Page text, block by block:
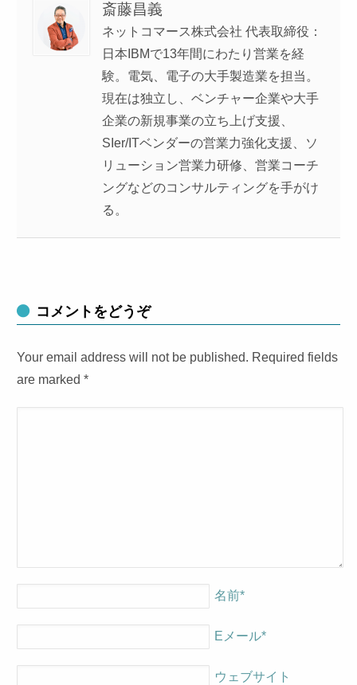
斎藤昌義
ネットコマース株式会社 代表取締役：
日本IBMで13年間にわたり営業を経
験。電気、電子の大手製造業を担当。
現在は独立し、ベンチャー企業や大手
企業の新規事業の立ち上げ支援、
SIer/ITベンダーの営業力強化支援、ソ
リューション営業力研修、営業コーチ
ングなどのコンサルティングを手がけ
る。
コメントをどうぞ
Your email address will not be published. Required fields
are marked*
名前*
Eメール*
ウェブサイト